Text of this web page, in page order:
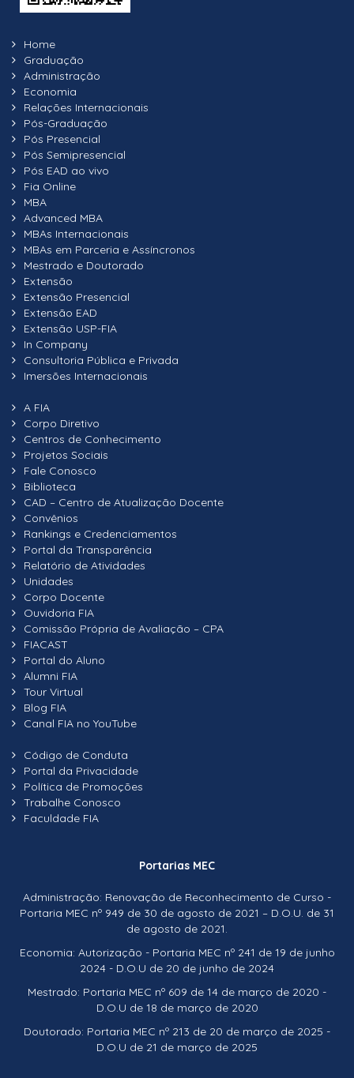
Home
Graduação
Administração
Economia
Relações Internacionais
Pós-Graduação
Pós Presencial
Pós Semipresencial
Pós EAD ao vivo
Fia Online
MBA
Advanced MBA
MBAs Internacionais
MBAs em Parceria e Assíncronos
Mestrado e Doutorado
Extensão
Extensão Presencial
Extensão EAD
Extensão USP-FIA
In Company
Consultoria Pública e Privada
Imersões Internacionais
A FIA
Corpo Diretivo
Centros de Conhecimento
Projetos Sociais
Fale Conosco
Biblioteca
CAD – Centro de Atualização Docente
Convênios
Rankings e Credenciamentos
Portal da Transparência
Relatório de Atividades
Unidades
Corpo Docente
Ouvidoria FIA
Comissão Própria de Avaliação – CPA
FIACAST
Portal do Aluno
Alumni FIA
Tour Virtual
Blog FIA
Canal FIA no YouTube
Código de Conduta
Portal da Privacidade
Política de Promoções
Trabalhe Conosco
Faculdade FIA
Portarias MEC
Administração: Renovação de Reconhecimento de Curso -
Portaria MEC nº 949 de 30 de agosto de 2021 – D.O.U. de 31
de agosto de 2021.
Economia: Autorização - Portaria MEC nº 241 de 19 de junho
2024 - D.O.U de 20 de junho de 2024
Mestrado: Portaria MEC nº 609 de 14 de março de 2020 -
D.O.U de 18 de março de 2020
Doutorado: Portaria MEC nº 213 de 20 de março de 2025 -
D.O.U de 21 de março de 2025